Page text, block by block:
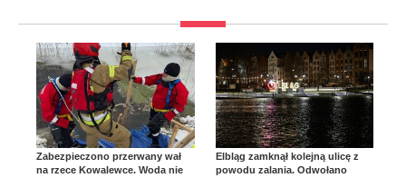
Zabezpieczono przerwany wał
na rzece Kowalewce. Woda nie
Elbląg zamknął kolejną ulicę z
powodu zalania. Odwołano